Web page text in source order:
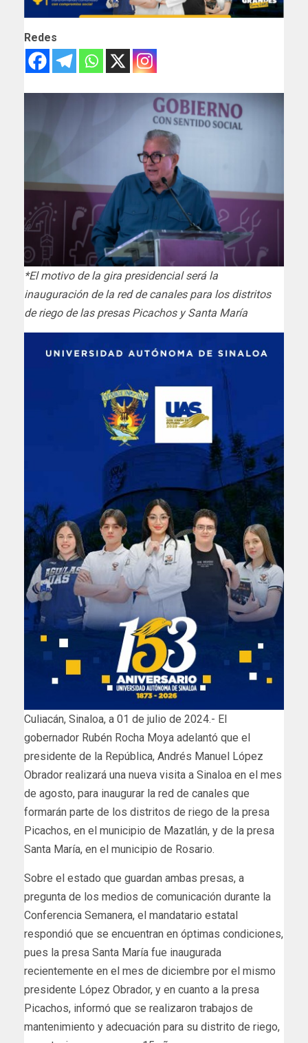
Redes
*El motivo de la gira presidencial será la
inauguración de la red de canales para los distritos
de riego de las presas Picachos y Santa María
Culiacán, Sinaloa, a 01 de julio de 2024.- El
gobernador Rubén Rocha Moya adelantó que el
presidente de la República, Andrés Manuel López
Obrador realizará una nueva visita a Sinaloa en el mes
de agosto, para inaugurar la red de canales que
formarán parte de los distritos de riego de la presa
Picachos, en el municipio de Mazatlán, y de la presa
Santa María, en el municipio de Rosario.
Sobre el estado que guardan ambas presas, a
pregunta de los medios de comunicación durante la
Conferencia Semanera, el mandatario estatal
respondió que se encuentran en óptimas condiciones,
pues la presa Santa María fue inaugurada
recientemente en el mes de diciembre por el mismo
presidente López Obrador, y en cuanto a la presa
Picachos, informó que se realizaron trabajos de
mantenimiento y adecuación para su distrito de riego,